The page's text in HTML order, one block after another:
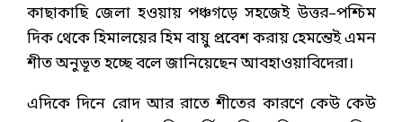
কাছাকাছি জেলা হওয়ায় পঞ্চগড়ে সহজেই উত্তর–পশ্চিম
দিক থেকে হিমালয়ের হিম বায়ু প্রবেশ করায় হেমন্তেই এমন
শীত অনুভূত হচ্ছে বলে জানিয়েছেন আবহাওয়াবিদেরা।
এদিকে দিনে রোদ আর রাতে শীতের কারণে কেউ কেউ